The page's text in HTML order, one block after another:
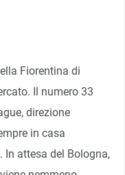
Fiorentina di
Il numero 33
direzione
in casa
In attesa del Bologna,